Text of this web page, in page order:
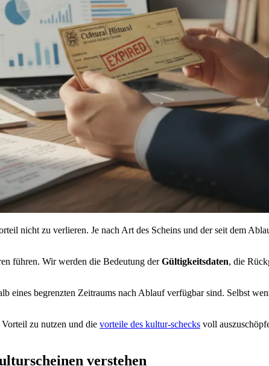
nicht zu verlieren. Je nach Art des Scheins und der seit dem
führen. Wir werden die Bedeutung derGültigkeitsdaten, die
eines begrenzten Zeitraums nach Ablauf verfügbar sind. Selbst
zu nutzen und die vorteile des kultur-schecks voll
verstehen